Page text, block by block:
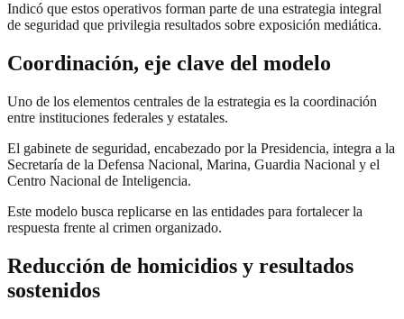
Indicó que estos operativos forman parte de una estrategia integral
de seguridad que privilegia resultados sobre exposición mediática.
Coordinación, eje clave del modelo
Uno de los elementos centrales de la estrategia es la coordinación
entre instituciones federales y estatales.
El gabinete de seguridad, encabezado por la Presidencia, integra a la
Secretaría de la Defensa Nacional, Marina, Guardia Nacional y el
Centro Nacional de Inteligencia.
Este modelo busca replicarse en las entidades para fortalecer la
respuesta frente al crimen organizado.
Reducción de homicidios y resultados
sostenidos